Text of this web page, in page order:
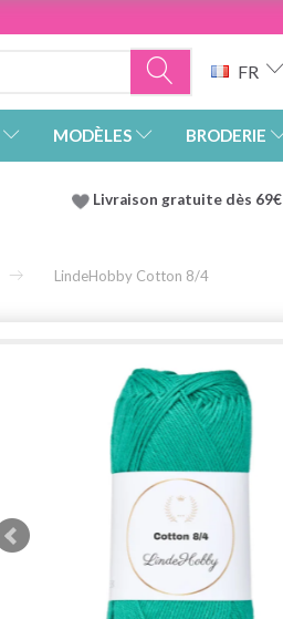
FR
MODÈLES BRODERIE
Livraison gratuite dès 69€
LindeHobby Cotton 8/4